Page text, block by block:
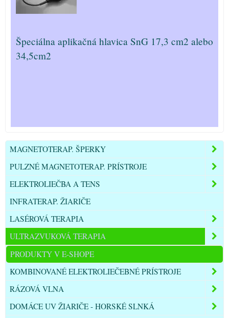
Špeciálna aplikačná hlavica SnG 17,3 cm2 alebo
34,5cm2
MAGNETOTERAP. ŠPERKY
PULZNÉ MAGNETOTERAP. PRÍSTROJE
ELEKTROLIEČBA A TENS
INFRATERAP. ŽIARIČE
LASÉROVÁ TERAPIA
ULTRAZVUKOVÁ TERAPIA
PRODUKTY V E-SHOPE
KOMBINOVANÉ ELEKTROLIEČEBNÉ PRÍSTROJE
RÁZOVÁ VLNA
DOMÁCE UV ŽIARIČE - HORSKÉ SLNKÁ